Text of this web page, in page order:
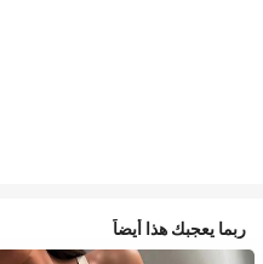
ربما يعجبك هذا أيضاً